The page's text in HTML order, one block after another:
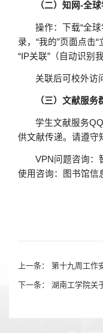
（二）知网-全
操作：下载“全
录，“我的”页面点击
“IP关联”（自动识别
关联后可校外访
（三）文献服务
学生文献服务
供文献传递。请遵守
VPN问题咨询：
使用咨询：图书馆信
上一条： 第十九周工作
下一条： 湖南工学院关于开